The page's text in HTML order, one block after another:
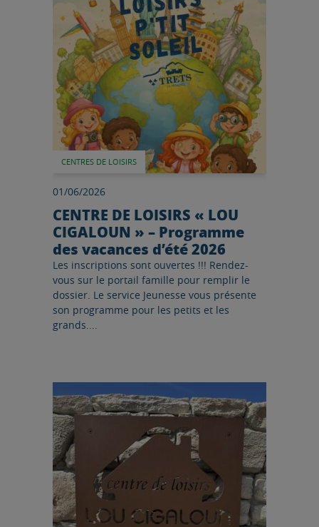
CENTRES DE LOISIRS
01/06/2026
CENTRE DE LOISIRS « LOU
CIGALOUN » – Programme
des vacances d’été 2026
Les inscriptions sont ouvertes !!! Rendez-
vous sur le portail famille pour remplir le
dossier. Le service Jeunesse vous présente
son programme pour les petits et les
grands....
Lire l'article